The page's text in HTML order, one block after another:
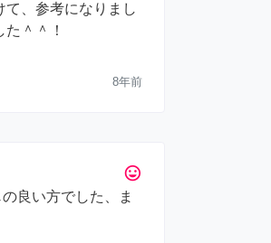
て、参考になりまし
＾＾！
8年前
tag_faces
良い方でした、ま